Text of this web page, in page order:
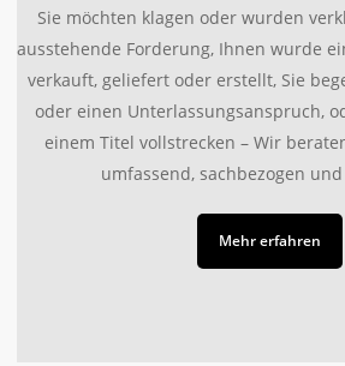
Sie möchten klagen oder wurden
ausstehende Forderung, Ihnen wurde
verkauft, geliefert oder erstellt, Sie
oder einen Unterlassungsanspruch,
einem Titel vollstrecken – Wir
umfassend, sachbezogen
Mehr erfahren